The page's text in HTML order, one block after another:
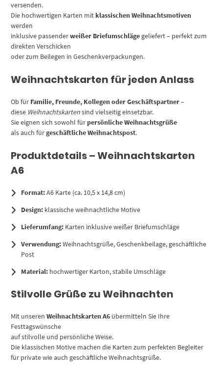
versenden.
Die hochwertigen Karten mit klassischen Weihnachtsmotiven
werden
inklusive passenderweißer Briefumschläge geliefert – perfekt zum
direkten Verschicken
oder zum Beilegen in Geschenkverpackungen.
Weihnachtskarten für jeden Anlass
Ob für Familie, Freunde, Kollegen oder Geschäftspartner–
diese Weihnachtskartensind vielseitig einsetzbar.
Sie eignen sich sowohl für persönliche Weihnachtsgrüße
als auch fürgeschäftliche Weihnachtspost.
Produktdetails – Weihnachtskarten
A6
Format:A6 Karte (ca. 10,5 x 14,8 cm)
Design: klassische weihnachtliche Motive
Lieferumfang: Karten inklusive weißer Briefumschläge
Verwendung:Weihnachtsgrüße, Geschenkbeilage, geschäftliche
Post
Material: hochwertiger Karton, stabile Umschläge
Stilvolle Grüße zu Weihnachten
Mit unserenWeihnachtskarten A6 übermitteln Sie Ihre
Festtagswünsche
auf stilvolle und persönliche Weise.
Die klassischen Motive machen die Karten zum perfekten Begleiter
für private wie auch geschäftliche Weihnachtsgrüße.